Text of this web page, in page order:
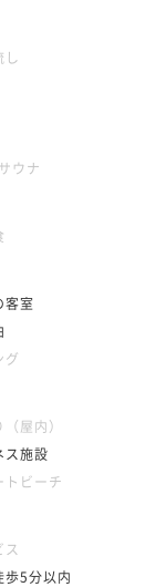
28平米(バ
大7％OFF
キング 40
し
ウナ
客室
グ
屋内）
ス施設
トビーチ
歩5分以内